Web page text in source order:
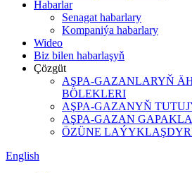
Habarlar
Senagat habarlary
Kompaniýa habarlary
Wideo
Biz bilen habarlaşyň
Çözgüt
AŞPA-GAZANLARYŇ
BÖLEKLERI
AŞPA-GAZANYŇ
AŞPA-GAZAN
ÖZÜNE
English